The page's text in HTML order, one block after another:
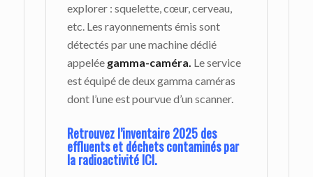
explorer : squelette, cœur, cerveau,
etc. Les rayonnements émis sont
détectés par une machine dédié
appelée gamma-caméra. Le service
est équipé de deux gamma caméras
dont l’une est pourvue d’un scanner.
Retrouvez l’inventaire 2025 des
effluents et déchets contaminés par
la radioactivité ICI.